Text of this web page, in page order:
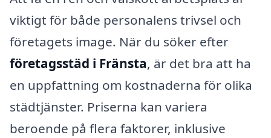
viktigt för både personalens trivsel och
företagets image. När du söker efter
företagsstäd i Fränsta, är det bra att ha
en uppfattning om kostnaderna för olika
städtjänster. Priserna kan variera
beroende på flera faktorer, inklusive